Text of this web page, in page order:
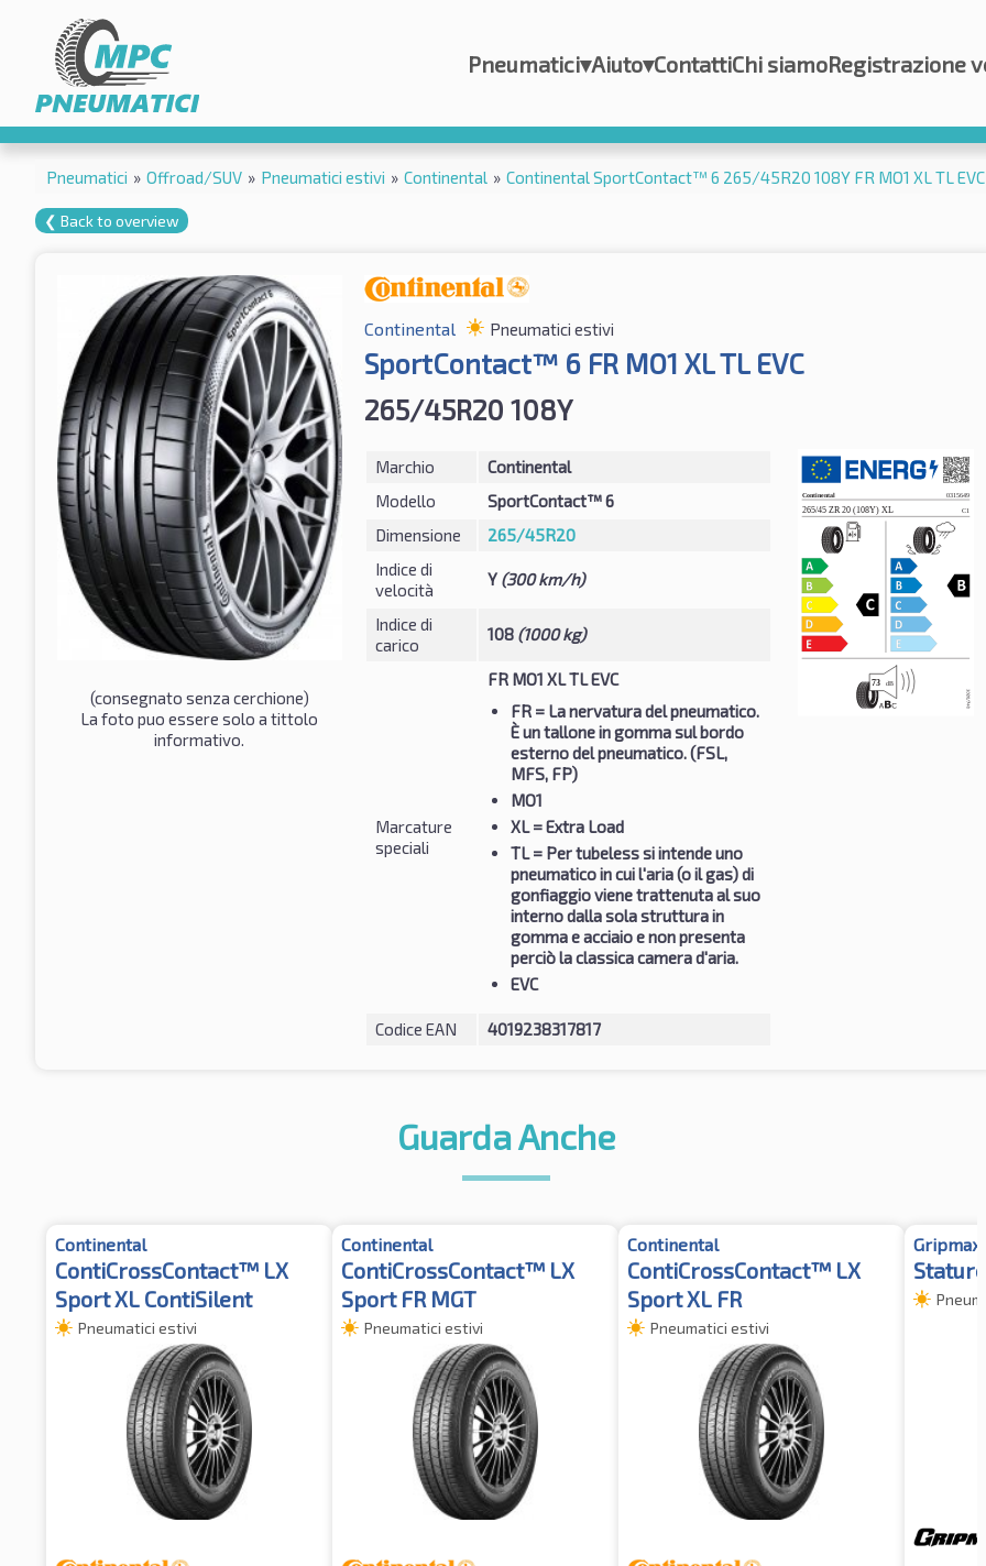
Pneumatici▾Aiuto▾ContattiChi siamoRegistrazione
Pneumatici » Offroad/SUV » Pneumatici estivi » Continental » Continental SportContact™ 6 265/45R20 108Y FR MO1 XL TL EVC
❮ Back to overview
(consegnato senza cerchione)
La foto puo essere solo a tittolo
informativo.
Continental Pneumatici estivi
SportContact™ 6 FR MO1 XL TL EVC
265/45R20 108Y
Marchio
Continental
Modello
SportContact™ 6
Dimensione
265/45R20
Indice di
velocità
Y (300 km/h)
Indice di
carico
108 (1000 kg)
Marcature
speciali
FR MO1 XL TL EVC
FR= La nervatura del pneumatico.
È un tallone in gomma sul bordo
esterno del pneumatico. (FSL,
MFS, FP)
MO1
XL= Extra Load
TL= Per tubeless si intende uno
pneumatico in cui l'aria (o il gas) di
gonfiaggio viene trattenuta al suo
interno dalla sola struttura in
gomma e acciaio e non presenta
perciò la classica camera d'aria.
EVC
Codice EAN 4019238317817
Guarda Anche
Continental
ContiCrossContact™ LX
Sport XL ContiSilent
Pneumatici estivi
Continental
ContiCrossContact™ LX
Sport FR MGT
Pneumatici estivi
Continental
ContiCrossContact™ LX
Sport XL FR
Pneumatici estivi
Gripmax
Stature